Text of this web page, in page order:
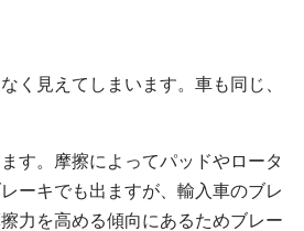
く見えてしまいます。車も同じ、
す。摩擦によってパッドやロータ
ーキでも出ますが、輸入車のブレ
力を高める傾向にあるためブレー